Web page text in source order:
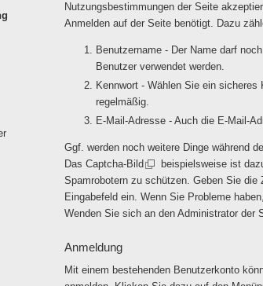
Nutzungsbestimmungen der Seite
Anmelden auf der Seite benötigt. Dazu
Benutzername - Der Name darf
Benutzer verwendet werden.
Kennwort - Wählen Sie ein sicheres
regelmäßig.
E-Mail-Adresse - Auch die E-Mail-
Ggf. werden noch weitere Dinge während
Das Captcha-Bild
beispielsweise ist
Spamrobotern zu schützen. Geben Sie die
Eingabefeld ein. Wenn Sie Probleme
Wenden Sie sich an den Administrator der
Anmeldung
Mit einem bestehenden Benutzerkonto